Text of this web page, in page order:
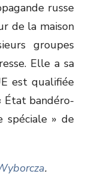
russe
de la maison
groupes
Elle a sa
est qualifiée
État bandéro-
spéciale » de
.